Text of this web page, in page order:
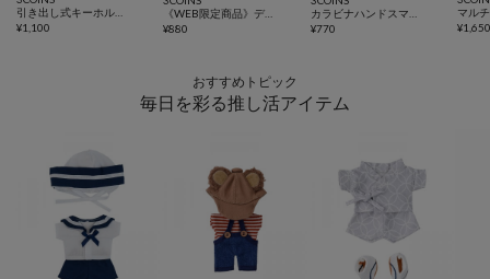
¥1,100
¥880
¥770 ¥
おすすめトピック
毎日を彩る推し活アイテム